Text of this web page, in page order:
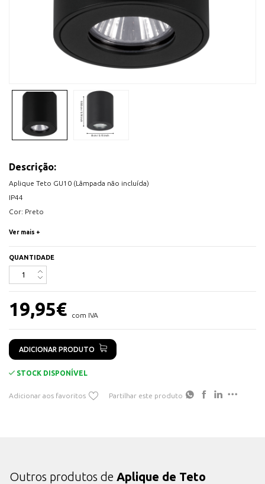
Descrição:
Aplique Teto GU10 (Lâmpada não incluída)
IP44
Cor: Preto
Altura: 95mm
Diâmetro: 80mm
Ver mais +
QUANTIDADE
19,95€ com IVA
ADICIONAR PRODUTO
STOCK DISPONÍVEL
Adicionar aos favoritos Partilhar este produto
Outros produtos de Aplique de Teto